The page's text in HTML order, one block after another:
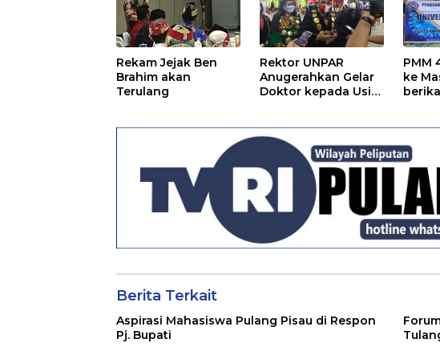
Rekam Jejak Ben
Brahim akan
Terulang
Rektor UNPAR
Anugerahkan Gelar
Doktor kepada Usis
PMM
ke
Berita Terkait
Aspirasi Mahasiswa Pulang Pisau di Respon
Pj. Bupati